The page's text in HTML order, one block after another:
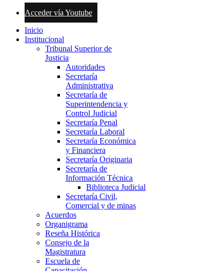
Acceder vía Youtube
Inicio
Institucional
Tribunal Superior de
Justicia
Autoridades
Secretaría
Administrativa
Secretaría de
Superintendencia y
Control Judicial
Secretaría Penal
Secretaría Laboral
Secretaría Económica
y Financiera
Secretaría Originaria
Secretaría de
Información Técnica
Biblioteca Judicial
Secretaría Civil,
Comercial y de minas
Acuerdos
Organigrama
Reseña Histórica
Consejo de la
Magistratura
Escuela de